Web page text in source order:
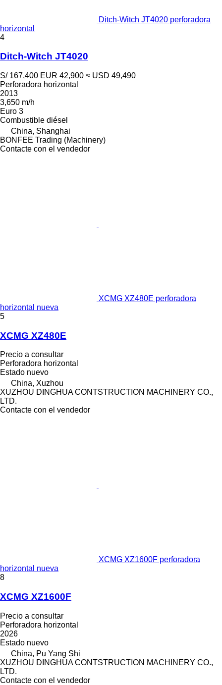
Ditch-Witch JT4020 perforadora
horizontal
4
Ditch-Witch JT4020
S/ 167,400 EUR 42,900 ≈ USD 49,490
Perforadora horizontal
2013
3,650 m/h
Euro 3
Combustible diésel
China, Shanghai
BONFEE Trading (Machinery)
Contacte con el vendedor
XCMG XZ480E perforadora
horizontal nueva
5
XCMG XZ480E
Precio a consultar
Perforadora horizontal
Estado nuevo
China, Xuzhou
XUZHOU DINGHUA CONTSTRUCTION MACHINERY CO.,
LTD.
Contacte con el vendedor
XCMG XZ1600F perforadora
horizontal nueva
8
XCMG XZ1600F
Precio a consultar
Perforadora horizontal
2026
Estado nuevo
China, Pu Yang Shi
XUZHOU DINGHUA CONTSTRUCTION MACHINERY CO.,
LTD.
Contacte con el vendedor